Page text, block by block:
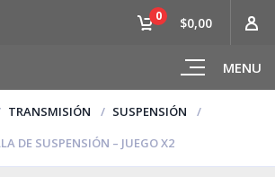
MENU
0 $0,00
TRANSMISIÓN
SUSPENSIÓN
DE SUSPENSIÓN – JUEGO X2